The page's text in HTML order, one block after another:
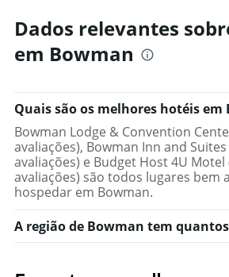
Dados relevantes
em Bowman
Quais são os melhores hotéis em
Bowman Lodge & Convention
avaliações), Bowman Inn and
avaliações) e Budget Host 4U Motel
avaliações) são todos lugares bem
hospedar em Bowman.
A região de Bowman tem